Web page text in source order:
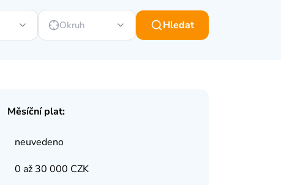
Okruh Hledat
Měsíční plat:
neuvedeno
0 až 30 000 CZK